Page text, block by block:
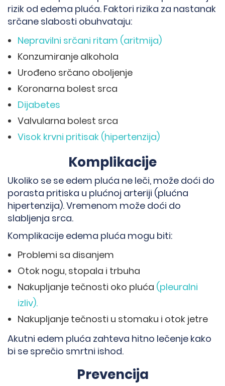
rizik od edema pluća. Faktori rizika za nastanak
srčane slabosti obuhvataju:
Nepravilni srčani ritam (aritmija)
Konzumiranje alkohola
Urođeno srčano oboljenje
Koronarna bolest srca
Dijabetes
Valvularna bolest srca
Visok krvni pritisak (hipertenzija)
Komplikacije
Ukoliko se se edem pluća ne leči, može doći do
porasta pritiska u plućnoj arteriji (plućna
hipertenzija). Vremenom može doći do
slabljenja srca.
Komplikacije edema pluća mogu biti:
Problemi sa disanjem
Otok nogu, stopala i trbuha
Nakupljanje tečnosti oko pluća (pleuralni
izliv).
Nakupljanje tečnosti u stomaku i otok jetre
Akutni edem pluća zahteva hitno lečenje kako
bi se sprečio smrtni ishod.
Prevencija